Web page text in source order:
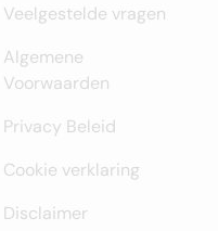
Veelgestelde vragen
Algemene
Voorwaarden
Privacy Beleid
Cookie verklaring
Disclaimer